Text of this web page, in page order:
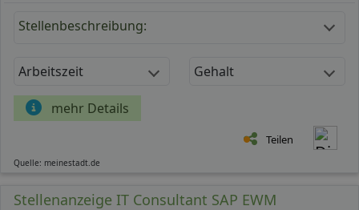
Stellenbeschreibung:
Arbeitszeit Gehalt
mehr Details
Teilen
Quelle: meinestadt.de
Stellenanzeige IT Consultant SAP EWM